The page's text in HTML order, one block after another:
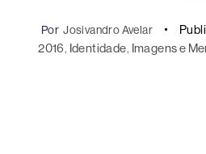
Por Josivandro Avelar
2016, Identidade, Imagens e